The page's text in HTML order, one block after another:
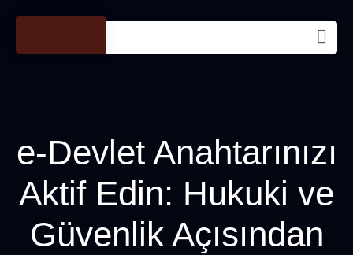
e-Devlet Anahtarınızı
Aktif Edin: Hukuki ve
Güvenlik Açısından